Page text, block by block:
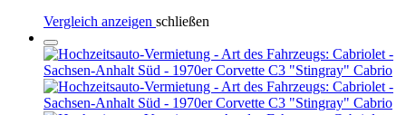
Vergleich anzeigen schließen